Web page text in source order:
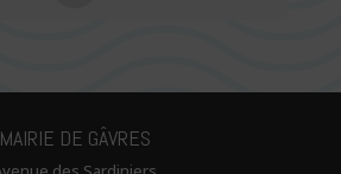
MAIRIE DE GÂVRES